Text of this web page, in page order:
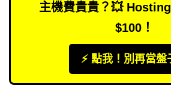
主機費貴貴？💥
$100！
⚡️ 點我！別再當盤